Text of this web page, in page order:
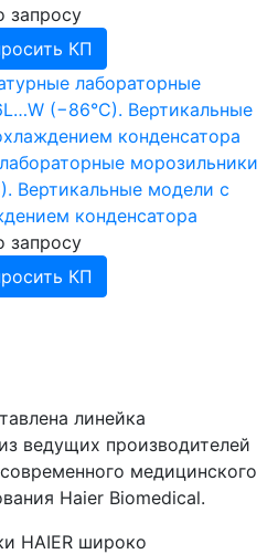
запросу
КП
морозильники
Вертикальные модели c
конденсатора
запросу
КП
линейка
ведущих производителей
медицинского
Haier Biomedical.
HAIER широко